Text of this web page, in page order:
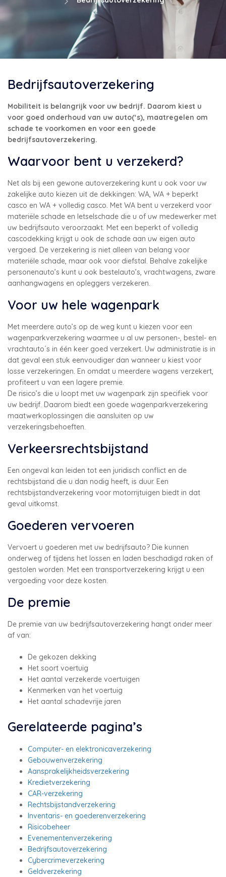
Bedrijfsautoverzekering
Mobiliteit is belangrijk voor uw bedrijf. Daarom kiest u
voor goed onderhoud van uw auto(‘s), maatregelen om
schade te voorkomen en voor een goede
bedrijfsautoverzekering.
Waarvoor bent u verzekerd?
Net als bij een gewone autoverzekering kunt u ook voor uw
zakelijke auto kiezen uit de dekkingen: WA, WA + beperkt
casco en WA + volledig casco. Met WA bent u verzekerd voor
materiële schade en letselschade die u of uw medewerker met
uw bedrijfsauto veroorzaakt. Met een beperkt of volledig
cascodekking krijgt u ook de schade aan uw eigen auto
vergoed. De verzekering is niet alleen van belang voor
materiële schade, maar ook voor diefstal. Behalve zakelijke
personenauto’s kunt u ook bestelauto’s, vrachtwagens, zware
aanhangwagens en opleggers verzekeren.
Voor uw hele wagenpark
Met meerdere auto’s op de weg kunt u kiezen voor een
wagenparkverzekering waarmee u al uw personen-, bestel- en
vrachtauto´s in één keer goed verzekert. Uw administratie is in
dat geval een stuk eenvoudiger dan wanneer u kiest voor
losse verzekeringen. En omdat u meerdere wagens verzekert,
profiteert u van een lagere premie.
De risico’s die u loopt met uw wagenpark zijn specifiek voor
uw bedrijf. Daarom biedt een goede wagenparkverzekering
maatwerkoplossingen die aansluiten op uw
verzekeringsbehoeften.
Verkeersrechtsbijstand
Een ongeval kan leiden tot een juridisch conflict en de
rechtsbijstand die u dan nodig heeft, is duur. Een
rechtsbijstandverzekering voor motorrijtuigen biedt in dat
geval uitkomst.
Goederen vervoeren
Vervoert u goederen met uw bedrijfsauto? Die kunnen
onderweg of tijdens het lossen en laden beschadigd raken of
gestolen worden. Met een transportverzekering krijgt u een
vergoeding voor deze kosten.
De premie
De premie van uw bedrijfsautoverzekering hangt onder meer
af van:
De gekozen dekking
Het soort voertuig
Het aantal verzekerde voertuigen
Kenmerken van het voertuig
Het aantal schadevrije jaren
Gerelateerde pagina’s
Computer- en elektronicaverzekering
Gebouwenverzekering
Aansprakelijkheidsverzekering
Kredietverzekering
CAR-verzekering
Rechtsbijstandverzekering
Inventaris- en goederenverzekering
Risicobeheer
Evenementenverzekering
Bedrijfsautoverzekering
Cybercrimeverzekering
Geldverzekering